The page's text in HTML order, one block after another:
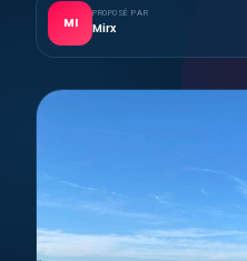
MI
PROPOSÉ PAR
Mirx